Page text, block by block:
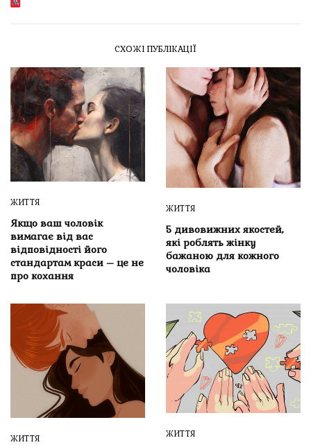
СХОЖІ ПУБЛІКАЦІЇ
ЖИТТЯ
Якщо ваш чоловік
вимагає від вас
відповідності його
стандартам краси – це не
про кохання
ЖИТТЯ
5 дивовижних якостей,
які роблять жінку
бажаною для кожного
чоловіка
ЖИТТЯ
ЖИТТЯ